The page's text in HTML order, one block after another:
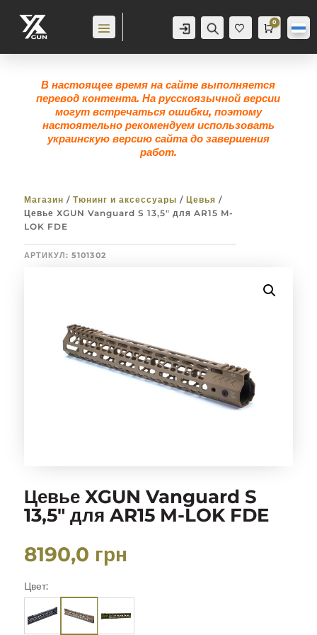
Аккаунт Поиск
Же
лан
Корзина
0
0,0грн
В настоящее время на сайте выполняется
перевод контента. На русскоязычной версии
могут встречаться ошибки, поэтому
настоятельно рекомендуем использовать
украинскую версию сайта до завершения
работ.
Магазин / Тюнинг и аксессуары / Цевья /
Цевье XGUN Vanguard S 13,5″ для AR15 M-
LOK FDE
АРТИКУЛ: 5101302
Цевье XGUN Vanguard S
13,5″ для AR15 M-LOK FDE
8190,0 грн
Цвет: